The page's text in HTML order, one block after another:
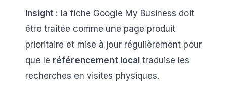
Insight : la fiche Google My Business doit
être traitée comme une page produit
prioritaire et mise à jour régulièrement pour
que le référencement local traduise les
recherches en visites physiques.